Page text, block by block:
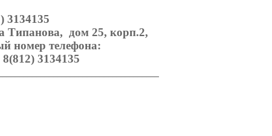
3134135
Типанова, дом 25, корп.2,
номер телефона:
3134135